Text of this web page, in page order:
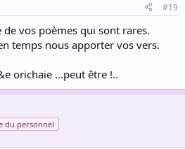
#19
vos poèmes qui sont rares.
temps nous apporter vos vers.
orichaie ...peut être !..
du personnel